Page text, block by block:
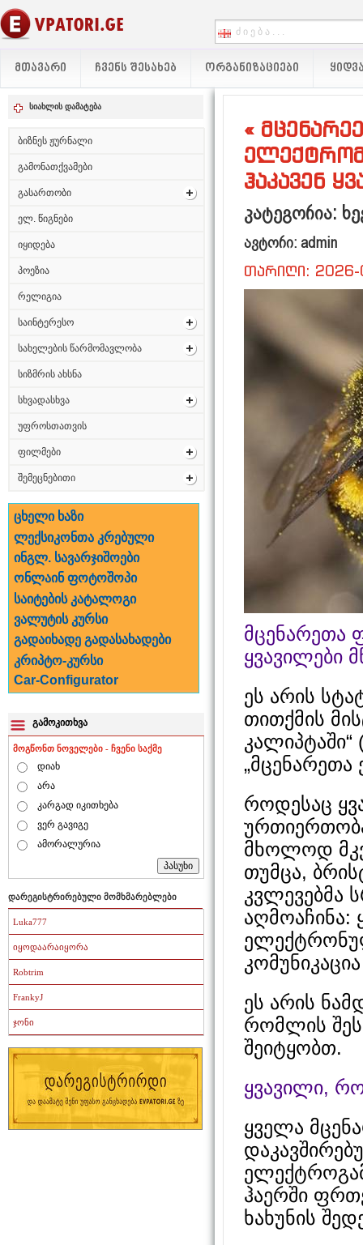
ᲛᲗᲐᲕᲐᲠᲘ ᲩᲕᲔᲜᲡ ᲨᲔᲡᲐᲮᲔᲑ ᲝᲠᲒᲐᲜᲘᲖᲐᲪᲘᲔᲑᲘ
სიახლის დამატება
ბიზნეს ჟურნალი
გამონათქვამები
გასართობი
ელ. წიგნები
იყიდება
პოეზია
რელიგია
საინტერესო
სახელების წარმომავლობა
სიზმრის ახსნა
სხვადასხვა
უფროსთათვის
ფილმები
შემეცნებითი
ცხელი ხაზი
ლექსიკონთა კრებული
ინგლ. სავარჯიშოები
ონლაინ ფოტოშოპი
საიტების კატალოგი
ვალუტის კურსი
გადაიხადე გადასახადები
კრიპტო-კურსი
Car-Configurator
გამოკითხვა
მოგწონთ ნოველები - ჩვენი საქმე
დიახ
არა
კარგად იკითხება
ვერ გავიგე
ამორალურია
დარეგისტრირებული მომხმარებლები
Luka777
იყოდაარაიყორა
Robtrim
FrankyJ
ჯონი
«
ჰაკავენ
კატეგორია:
ავტორი: admin
თარიღი:
მცენარეთა
ყვავილები
ეს არის
თითქმის
კალიპტაში“
როდესაც
მხოლოდ
თუმცა,
კვლევებმა
აღმოაჩინა:
ეს არის
რომლის
შეიტყობთ.
ყვავილი,
ყველა
ჰაერში
ხახუნის